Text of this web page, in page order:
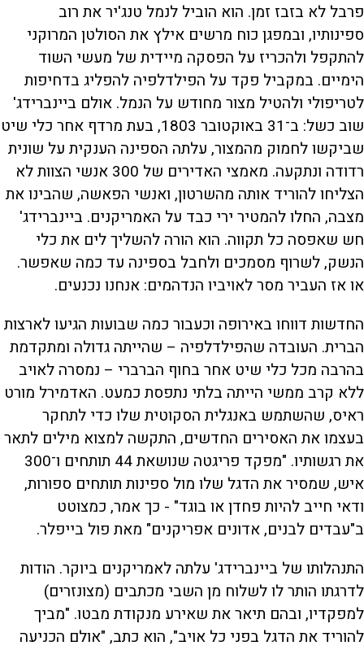
פרבל לא בזבז זמן. הוא הוביל לנמל טנג'יר את רוב
ספינותיו, ובמפגן כוח מרשים אילץ את הסולטן המרוקני
להתקפל ולהכריז על הפסקה מיידית של מעשי השוד
הימיים. במקביל פקד על הפילדלפיה להפליג בדחיפות
לטריפולי ולהטיל מצור מחודש על הנמל. אולם ביינברידג'
שוב כשל: ב־31 באוקטובר 1803, בעת מרדף אחר כלי שיט
שביקשו לחמוק מהמצור, עלתה הספינה הענקית על שונית
רדודה ונתקעה. מאמצי האדירים של 300 אנשי הצוות לא
הצליחו להוריד אותה מהשרטון, ואנשי הפאשה, שהבינו את
מצבה, החלו להמטיר ירי כבד על האמריקנים. ביינברידג'
חש שאפסה כל תקווה. הוא הורה להשליך לים את כלי
הנשק, לשרוף מסמכים ולחבל בספינה עד כמה שאפשר.
או אז העביר מסר לאויביו הנדהמים: אנחנו נכנעים.
החדשות דווחו באירופה וכעבור כמה שבועות הגיעו לארצות
הברית. העובדה שהפילדלפיה – שהייתה גדולה ומתקדמת
בהרבה מכל כלי שיט אחר בחוף הברברי – נמסרה לאויב
ללא קרב ממשי הייתה בלתי נתפסת כמעט. האדמירל מורט
ראיס, שהשתמש באנגלית הסקוטית שלו כדי לתחקר
בעצמו את האסירים החדשים, התקשה למצוא מילים לתאר
את רגשותיו. "מפקד פריגטה שנושאת 44 תותחים ו־300
איש, שמסיר את הדגל שלו מול ספינות תותחים ספורות,
ודאי חייב להיות פחדן או בוגד" - כך אמר, כמצוטט
ב"עבדים לבנים, אדונים אפריקנים" מאת פול בייפלר.
התנהלותו של ביינברידג' עלתה לאמריקנים ביוקר. הודות
לדרגתו הותר לו לשלוח מן השבי מכתבים (מצונזרים)
למפקדיו, ובהם תיאר את שאירע מנקודת מבטו. "מביך
להוריד את הדגל בפני כל אויב", הוא כתב, "אולם הכניעה